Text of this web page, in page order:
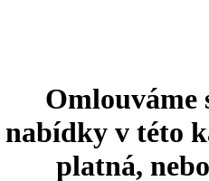
Omlouváme
nabídky v této
platná,